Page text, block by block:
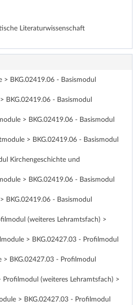
Literaturwissenschaft
BKG.02419.06 - Basismodul
BKG.02419.06 - Basismodul
> BKG.02419.06 - Basismodul
> BKG.02419.06 - Basismodul
Kirchengeschichte und
> BKG.02419.06 - Basismodul
BKG.02419.06 - Basismodul
(weiteres Lehramtsfach) >
> BKG.02427.03 - Profilmodul
> BKG.02427.03 - Profilmodul
Profilmodul (weiteres Lehramtsfach) >
> BKG.02427.03 - Profilmodul